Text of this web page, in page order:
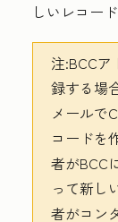
しいレコー
注:BCCア
録する場
メールで
コードを
者がBCC
って新し
者がコン